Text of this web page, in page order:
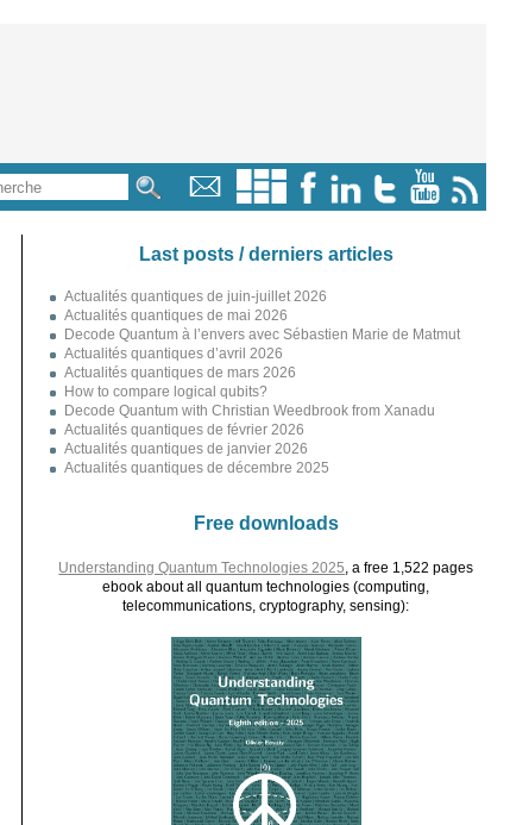
Last posts / derniers articles
Actualités quantiques de juin-juillet 2026
Actualités quantiques de mai 2026
Decode Quantum à l’envers avec Sébastien Marie de Matmut
Actualités quantiques d’avril 2026
Actualités quantiques de mars 2026
How to compare logical qubits?
Decode Quantum with Christian Weedbrook from Xanadu
Actualités quantiques de février 2026
Actualités quantiques de janvier 2026
Actualités quantiques de décembre 2025
Free downloads
Understanding Quantum Technologies 2025 , a free 1,522 pages
ebook about all quantum technologies (computing,
telecommunications, cryptography, sensing):